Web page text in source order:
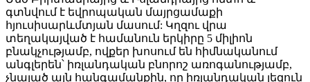
գտնվում է եվրոպական մայրցամաքի
հյուսիսարևմտյան մասում: Կղզու վրա
տեղակայված է համանուն երկիրը 5 միլիոն
բնակչությամբ, ովքեր խոսում են հիմնականում
անգլերեն՝ իռլանդական բնորոշ առոգանությամբ,
չնայած այն հանգամանքին, որ իռլանդական լեզուն